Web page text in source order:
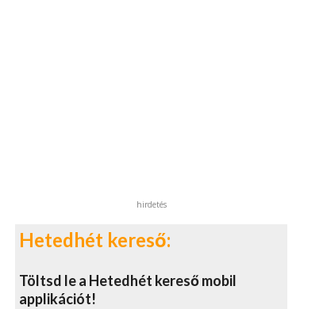
hirdetés
Hetedhét kereső:
Töltsd le a Hetedhét kereső mobil
applikációt!